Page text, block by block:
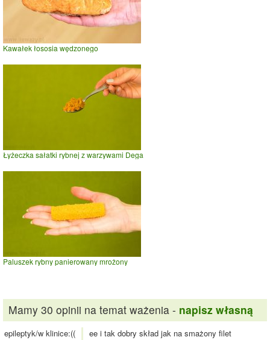
Kawałek łososia wędzonego
Łyżeczka sałatki rybnej z warzywami Dega
Paluszek rybny panierowany mrożony
Mamy 30 opinii na temat ważenia - napisz własną
epileptyk/w klinice:(( ee i tak dobry skład jak na smażony filet